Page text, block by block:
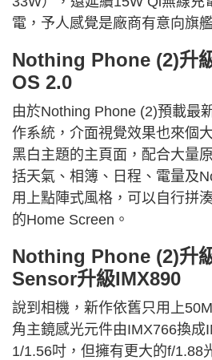
電，予人感覺是廠商有意向旗
Nothing Phone (2)升
OS 2.0
由於Nothing Phone (2)預載最
作系統，介面視覺效果也來個
黑白主題的主頁面，配合大量
括天氣、相簿、日程、電量及
用上點陣式風格，可以自行拼
的Home Screen。
Nothing Phone (2)升
Sensor升級IMX890
說到相機，新作依舊只用上
角主鏡感光元件由IMX766換成
1/1.56吋，但擁有更大的f/1.88